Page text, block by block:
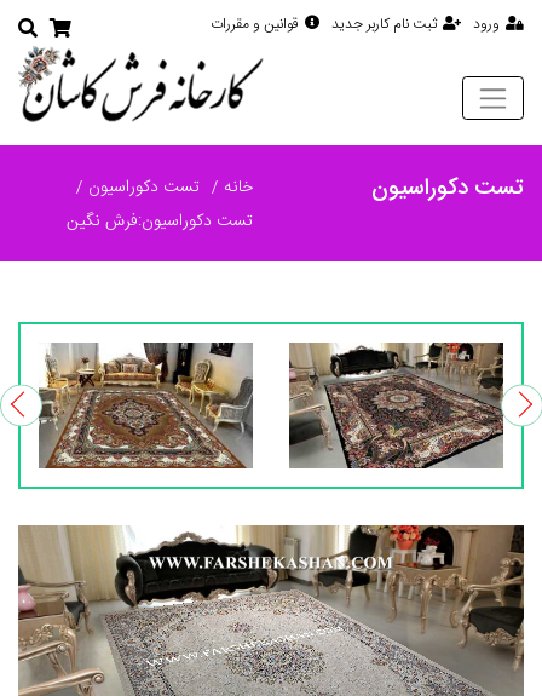
ورود ثبت نام کاربر جدید قوانین و مقررات
تست دکوراسیون خانه
تست دکوراسیون
تست دکوراسیون:فرش نگین